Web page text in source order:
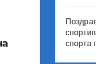
спорта